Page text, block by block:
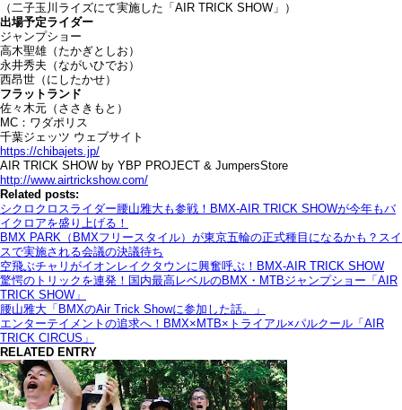
（二子玉川ライズにて実施した「AIR TRICK SHOW」）
出場予定ライダー
ジャンプショー
高木聖雄（たかぎとしお）
永井秀夫（ながいひでお）
西昂世（にしたかせ）
フラットランド
佐々木元（ささきもと）
MC：ワダポリス
千葉ジェッツ ウェブサイト
https://chibajets.jp/
AIR TRICK SHOW by YBP PROJECT & JumpersStore
http://www.airtrickshow.com/
Related posts:
シクロクロスライダー腰山雅大も参戦！BMX-AIR TRICK SHOWが今年もバ
イクロアを盛り上げる！
BMX PARK（BMXフリースタイル）が東京五輪の正式種目になるかも？スイ
スで実施される会議の決議待ち
空飛ぶチャリがイオンレイクタウンに興奮呼ぶ！BMX-AIR TRICK SHOW
驚愕のトリックを連発！国内最高レベルのBMX・MTBジャンプショー「AIR
TRICK SHOW」
腰山雅大「BMXのAir Trick Showに参加した話。」
エンターテイメントの追求へ！BMX×MTB×トライアル×パルクール「AIR
TRICK CIRCUS」
RELATED ENTRY